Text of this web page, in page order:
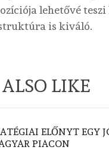
lehetővé
is kiváló.
LIKE
ELŐNYT EGY
PIACON